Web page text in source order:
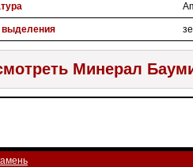
Минерал